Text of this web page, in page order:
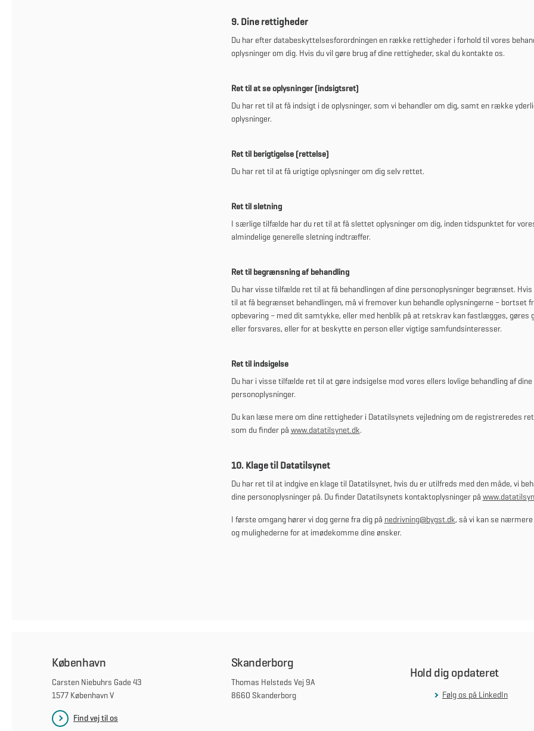
9. Dine rettigheder
Du har efter databeskyttelsesforordningen en række rettigheder i forhold til vores
oplysninger om dig. Hvis du vil gøre brug af dine rettigheder, skal du kontakte os.
Ret til at se oplysninger (indsigtsret)
Du har ret til at få indsigt i de oplysninger, som vi behandler om dig, samt en række
oplysninger.
Ret til berigtigelse (rettelse)
Du har ret til at få urigtige oplysninger om dig selv rettet.
Ret til sletning
I særlige tilfælde har du ret til at få slettet oplysninger om dig, inden tidspunktet for
almindelige generelle sletning indtræffer.
Ret til begrænsning af behandling
Du har visse tilfælde ret til at få behandlingen af dine personoplysninger begrænset.
til at få begrænset behandlingen, må vi fremover kun behandle oplysningerne – bortset
opbevaring – med dit samtykke, eller med henblik på at retskrav kan fastlægges, gøres
eller forsvares, eller for at beskytte en person eller vigtige samfundsinteresser.
Ret til indsigelse
Du har i visse tilfælde ret til at gøre indsigelse mod vores ellers lovlige behandling af dine
personoplysninger.
Du kan læse mere om dine rettigheder i Datatilsynets vejledning om de registreredes
som du finder på www.datatilsynet.dk.
10. Klage til Datatilsynet
Du har ret til at indgive en klage til Datatilsynet, hvis du er utilfreds med den måde, vi
dine personoplysninger på. Du finder Datatilsynets kontaktoplysninger på
I første omgang hører vi dog gerne fra dig på nedrivning@bygst.dk, så vi kan se nærmere
og mulighederne for at imødekomme dine ønsker.
København
Carsten Niebuhrs Gade 43
1577 København V
Find vej til os
Skanderborg
Thomas Helsteds Vej 9A
8660 Skanderborg
Hold dig opdateret
Følg os på LinkedIn